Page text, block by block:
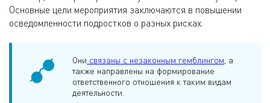
Основные цели мероприятия заключаются в повышении
осведомленности подростков о разных рисках.
Они связаны с незаконным гемблингом , а
также направлены на формирование
ответственного отношения к таким видам
деятельности.